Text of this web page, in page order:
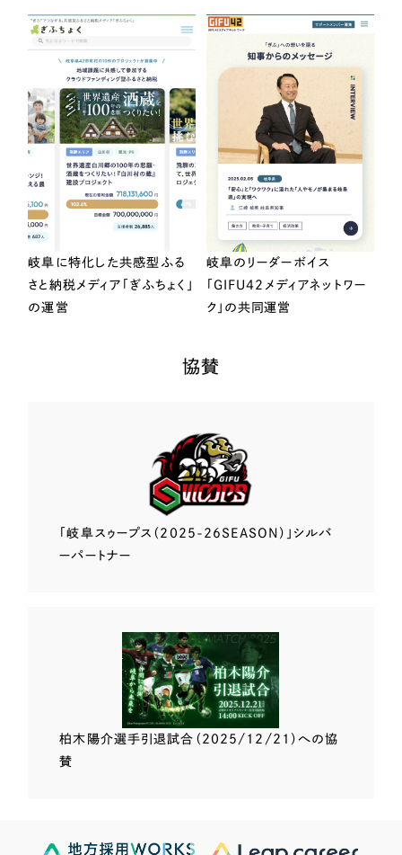
岐阜に特化した共感型ふる
さと納税メディア「ぎふちょく」
の運営
岐阜のリーダーボイス
「GIFU42メディアネットワー
ク」の共同運営
協賛
「岐阜スゥープス （2025-26SEASON）」 シルバ
ーパートナー
柏木陽介選手引退試合（2025/12/21）への協
賛